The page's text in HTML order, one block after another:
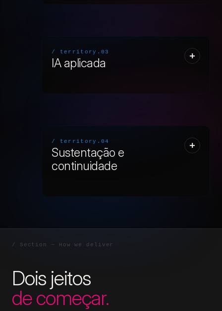
/ territory.03
IA aplicada
/ territory.04
Sustentação e
continuidade
Dois jeitos
de começar.